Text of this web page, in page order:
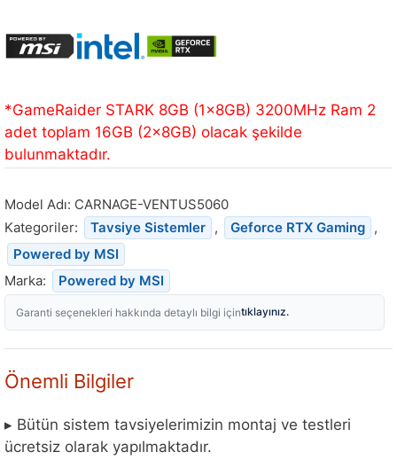
*GameRaider STARK 8GB (1x8GB) 3200MHz Ram 2
adet toplam 16GB (2x8GB) olacak şekilde
bulunmaktadır.
Model Adı: CARNAGE-VENTUS5060
Kategoriler:
Tavsiye Sistemler , Geforce RTX Gaming ,
Powered by MSI
Marka:
Powered by MSI
Garanti seçenekleri hakkında detaylı bilgi içintıklayınız.
Önemli Bilgiler
▸ Bütün sistem tavsiyelerimizin montaj ve testleri
ücretsiz olarak yapılmaktadır.